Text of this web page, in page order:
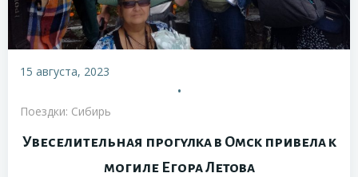
15 августа, 2023
•
Поездки: Сибирь
Увеселительная прогулка в Омск привела к
могиле Егора Летова